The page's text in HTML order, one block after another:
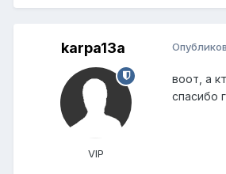
karpa13a
VIP
воот, а
спасибо